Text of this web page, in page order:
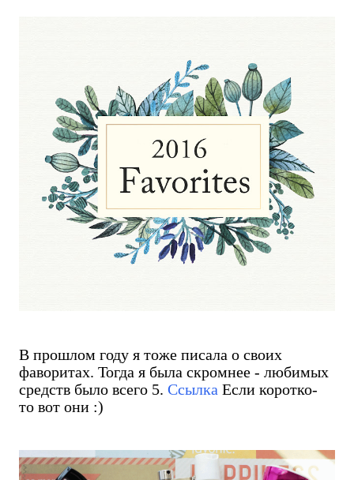
В прошлом году я тоже писала о своих
фаворитах. Тогда я была скромнее - любимых
средств было всего 5. Ссылка Если коротко-
то вот они :)